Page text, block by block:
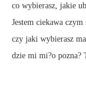
co wybierasz, jakie
Jestem ciekawa
czy jaki wybierasz
dzie mi mi?o pozna?